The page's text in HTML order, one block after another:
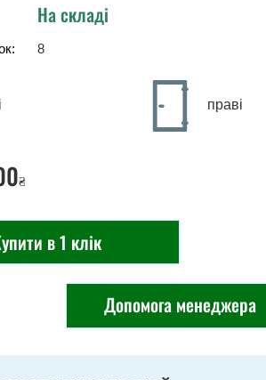
На складі
8
праві
₴
в 1 клік
Допомога менеджера